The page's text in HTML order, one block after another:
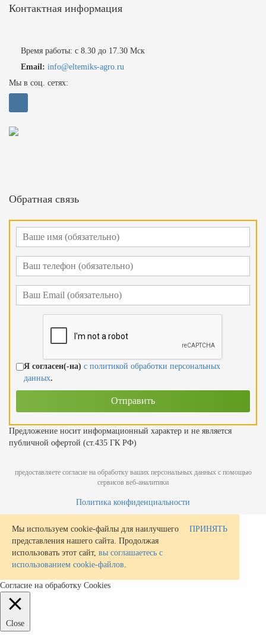
Контактная информация
Время работы: с 8.30 до 17.30 Мск
Email: info@eltemiks-agro.ru
Мы в соц. сетях:
Обратная связь
Я согласен(-на) с политикой обработки персональных
данных.
Предложение носит информационный характер и не является
публичной офертой (ст.435 ГК РФ)
предоставляете согласие на обработку ваших персональных данных с помощью
сервисов веб-аналитики
Политика конфиденциальности
Мы используем cookie-файлы для наилучшего
представления нашего сайта. Продолжая
использовать этот сайт, вы соглашаетесь с
использованием cookie-файлов
ПРИНЯТЬ
Согласие на обработку Cookies
Close